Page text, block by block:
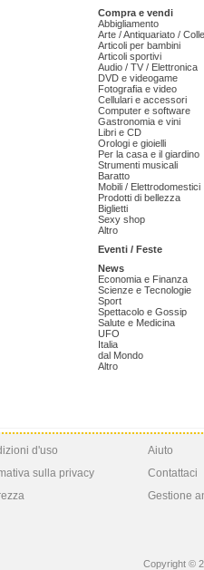
Compra e vendi
Abbigliamento
Arte / Antiquariato /
Articoli per bambini
Articoli sportivi
Audio / TV / Elettronica
DVD e videogame
Fotografia e video
Cellulari e accessori
Computer e software
Gastronomia e vini
Libri e CD
Orologi e gioielli
Per la casa e il giardino
Strumenti musicali
Baratto
Mobili / Elettrodomestici
Prodotti di bellezza
Biglietti
Sexy shop
Altro
Eventi / Feste
News
Economia e Finanza
Scienze e Tecnologie
Sport
Spettacolo e Gossip
Salute e Medicina
UFO
Italia
dal Mondo
Altro
d'uso
sulla privacy
Aiuto
Contattaci
Gestione
Copyright ©